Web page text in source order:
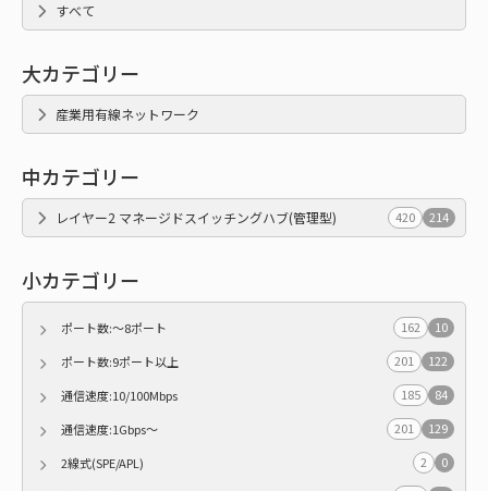
すべて
大カテゴリー
産業用有線ネットワーク
中カテゴリー
レイヤー2 マネージドスイッチングハブ(管理型) 420 214
小カテゴリー
ポート数:～8ポート 162
10
ポート数:9ポート以上
201
122
通信速度:10/100Mbps
185
84
通信速度:1Gbps～
201
129
2線式(SPE/APL)
2
0